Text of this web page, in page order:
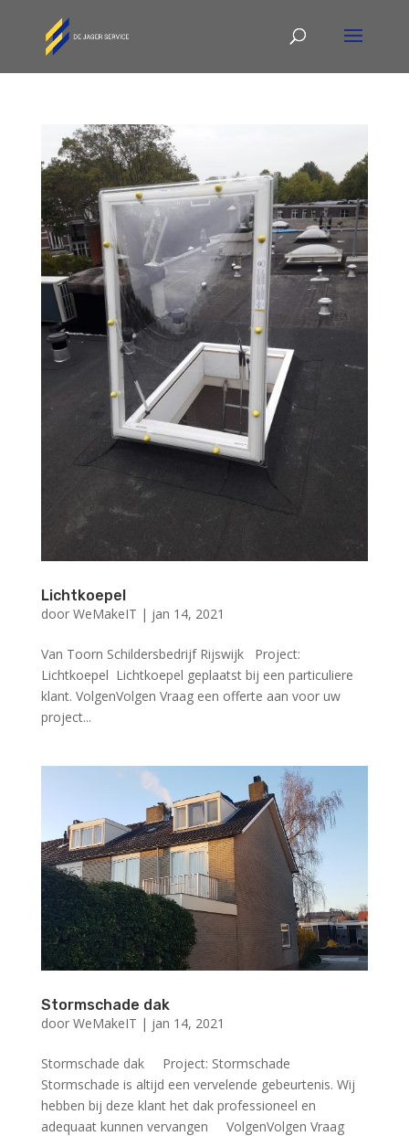
Lichtkoepel
door WeMakeIT | jan 14, 2021
Van Toorn Schildersbedrijf Rijswijk Project:
Lichtkoepel Lichtkoepel geplaatst bij een particuliere
klant. VolgenVolgen Vraag een offerte aan voor uw
project...
Stormschade dak
door WeMakeIT | jan 14, 2021
Stormschade dak Project: Stormschade
Stormschade is altijd een vervelende gebeurtenis. Wij
hebben bij deze klant het dak professioneel en
adequaat kunnen vervangen VolgenVolgen Vraag